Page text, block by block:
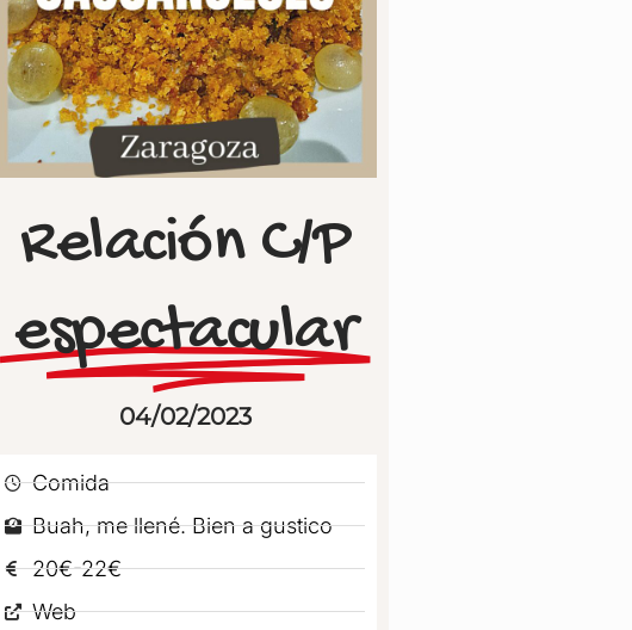
Relación C/P
espectacular
04/02/2023
Comida
Buah, me llené. Bien a gustico
20€-22€
Web